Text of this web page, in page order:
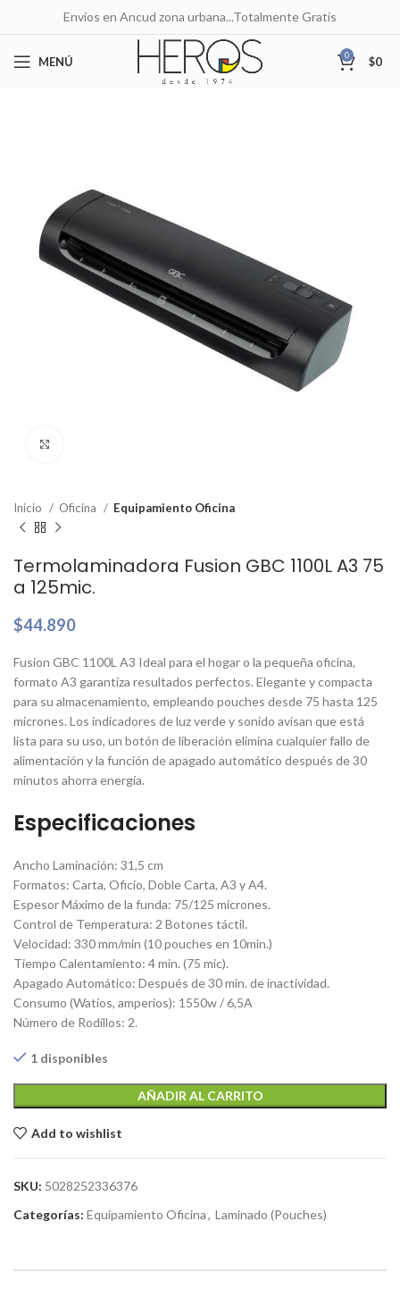
Envíos en Ancud zona urbana...Totalmente Gratis
MENÚ 0 $0
Inicio Oficina Equipamiento Oficina
Termolaminadora Fusion GBC 1100L A3 75
a 125mic.
$44.890
Fusion GBC 1100L A3 Ideal para el hogar o la pequeña oficina,
formato A3 garantiza resultados perfectos. Elegante y compacta
para su almacenamiento, empleando pouches desde 75 hasta 125
micrones. Los indicadores de luz verde y sonido avisan que está
lista para su uso, un botón de liberación elimina cualquier fallo de
alimentación y la función de apagado automático después de 30
minutos ahorra energía.
Especificaciones
Ancho Laminación: 31,5 cm
Formatos: Carta, Oficio, Doble Carta, A3 y A4.
Espesor Máximo de la funda: 75/125 micrones.
Control de Temperatura: 2 Botones táctil.
Velocidad: 330 mm/min (10 pouches en 10min.)
Tiempo Calentamiento: 4 min. (75 mic).
Apagado Automático: Después de 30 min. de inactividad.
Consumo (Watios, amperios): 1550w / 6,5A
Número de Rodillos: 2.
1 disponibles
AÑADIR AL CARRITO
Add to wishlist
SKU: 5028252336376
Categorías: Equipamiento Oficina, Laminado (Pouches)